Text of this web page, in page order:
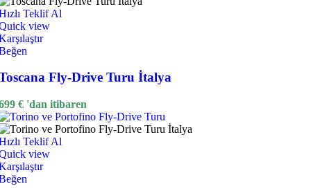
Teklif Al
view
Fly-Drive Turu İtalya
€ 'dan itibaren
Teklif Al
view